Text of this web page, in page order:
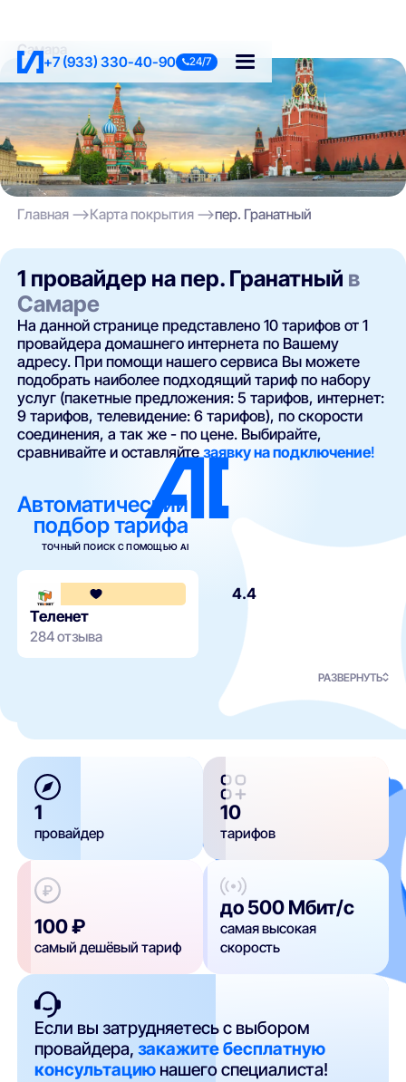
+7 (933) 330-40-90 24/7
Самара
Главная Карта покрытия пер. Гранатный
1 провайдер на пер. Гранатный в
Самаре
На данной странице представлено 10 тарифов от 1
провайдера домашнего интернета по Вашему
адресу. При помощи нашего сервиса Вы можете
подобрать наиболее подходящий тариф по набору
услуг (пакетные предложения: 5 тарифов, интернет:
9 тарифов, телевидение: 6 тарифов), по скорости
соединения, а так же - по цене. Выбирайте,
сравнивайте и оставляйтезаявку на подключение!
Автоматический
подбор тарифа
ТОЧНЫЙ ПОИСК С ПОМОЩЬЮ AI
4.4
Теленет
284 отзыва
РАЗВЕРНУТЬ
1
провайдер
10
тарифов
100 ₽
самый дешёвый тариф
до 500 Мбит/с
самая высокая
скорость
Если вы затрудняетесь с выбором
провайдера,закажите бесплатную
консультацию нашего специалиста!